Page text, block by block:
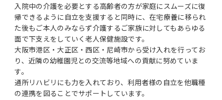
入院中の介護を必要とする高齢者の方が家庭にスムーズに復
帰できるように自立を支援すると同時に、在宅療養に移られ
た後もご本人のみならず介護するご家族に対してもあらゆる
面で下支えをしていく老人保健施設です。
大阪市港区・大正区・西区・尼崎市から受け入れを行ってお
り、近隣の幼稚園児との交流等地域への貢献に努めていま
す。
通所リハビリにも力を入れており、利用者様の自立を他職種
の連携を図ることでサポートしています。